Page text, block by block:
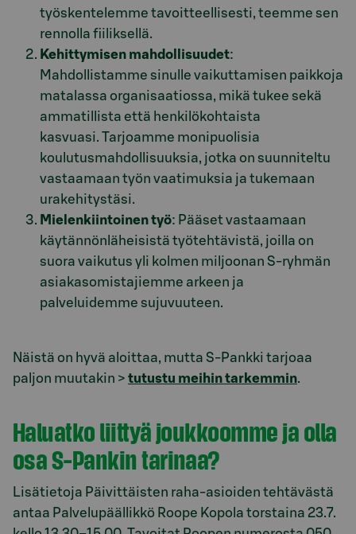
työskentelemme tavoitteellisesti, teemme sen
rennolla fiiliksellä.
Kehittymisen mahdollisuudet:
Mahdollistamme sinulle vaikuttamisen paikkoja
matalassa organisaatiossa, mikä tukee sekä
ammatillista että henkilökohtaista
kasvuasi. Tarjoamme monipuolisia
koulutusmahdollisuuksia, jotka on suunniteltu
vastaamaan työn vaatimuksia ja tukemaan
urakehitystäsi.
Mielenkiintoinen työ: Pääset vastaamaan
käytännönläheisistä työtehtävistä, joilla on
suora vaikutus yli kolmen miljoonan S-ryhmän
asiakasomistajiemme arkeen ja
palveluidemme sujuvuuteen.
Näistä on hyvä aloittaa, mutta S-Pankki tarjoaa
paljon muutakin > tutustu meihin tarkemmin.
Haluatko liittyä joukkoomme ja olla
osa S-Pankin tarinaa?
Lisätietoja Päivittäisten raha-asioiden tehtävästä
antaa Palvelupäällikkö Roope Kopola torstaina 23.7.